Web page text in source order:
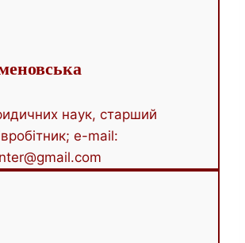
наук, старший
e-mail: